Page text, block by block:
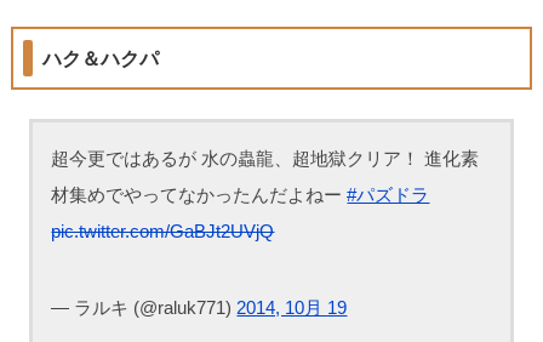
ハク＆ハクパ
超今更ではあるが 水の蟲龍、超地獄クリア！ 進化素
材集めでやってなかったんだよねー#パズドラ
pic.twitter.com/GaBJt2UVjQ
— ラルキ (@raluk771) 2014, 10月 19